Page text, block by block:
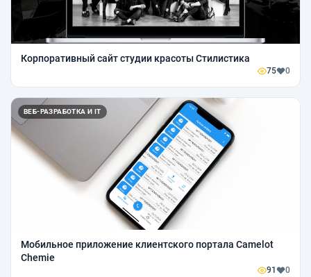
Корпоративный сайт студии красоты Стилистика
75 0
ВЕБ-РАЗРАБОТКА И IT
Мобильное приложение клиентского портала Camelot
Chemie
91 0